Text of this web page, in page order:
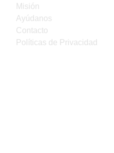
Misión
Ayúdanos
Contacto
Políticas de Privacidad